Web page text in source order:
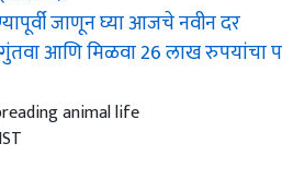
जाणून घ्या आजचे नवीन दर
आणि मिळवा 26 लाख रुपयांचा
animal life